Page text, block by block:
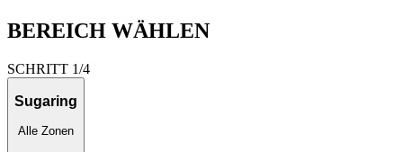
BEREICH WÄHLEN
SCHRITT 1/4
Sugaring
Alle Zonen